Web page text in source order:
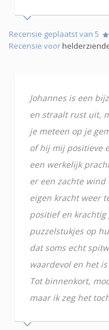
Recensie geplaatst van 5
Recensie voor
Johannes is een
en straalt rust uit,
je meteen op je
of hij mij positieve
een werkelijk
er een zachte
eigen kracht weer
positief en krachtig
puzzelstukjes op
dat soms echt
waardevol en het
Tot binnenkort,
maar ik zeg het